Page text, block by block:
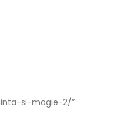
si-magie-2/”